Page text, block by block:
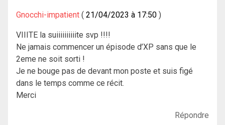
Gnocchi-impatient 21/04/2023 à 17:50
VIIITE la suiiiiiiiiiite svp !!!!
Ne jamais commencer un épisode d’XP sans que le
2eme ne soit sorti !
Je ne bouge pas de devant mon poste et suis figé
dans le temps comme ce récit.
Merci
Répondre